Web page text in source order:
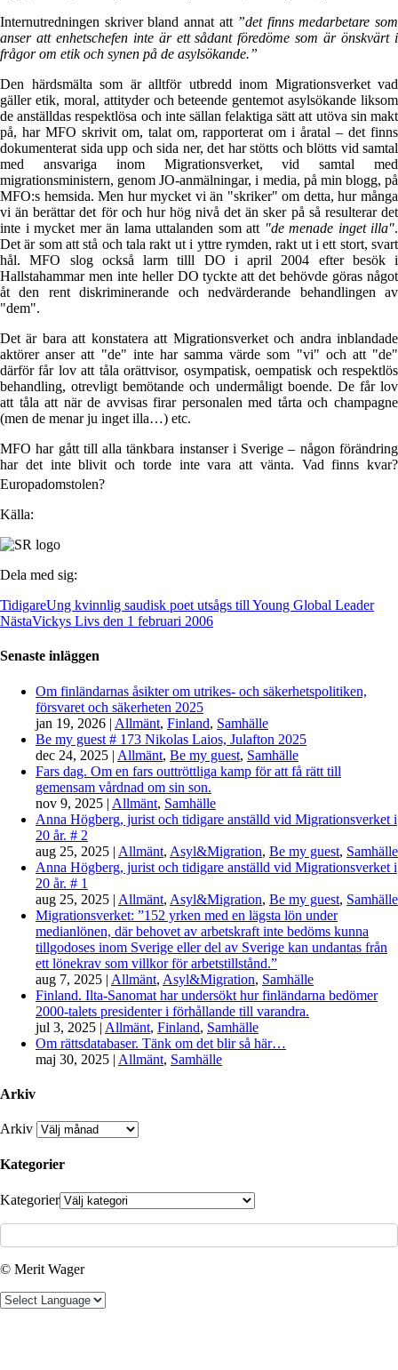
Internutredningen skriver bland annat att ”det finns medarbetare som
anser att enhetschefen inte är ett sådant föredöme som är önskvärt i
frågor om etik och synen på de asylsökande.”
Den härdsmälta som är alltför utbredd inom Migrationsverket vad
gäller etik, moral, attityder och beteende gentemot asylsökande liksom
de anställdas respektlösa och inte sällan felaktiga sätt att utöva sin makt
på, har MFO skrivit om, talat om, rapporterat om i åratal – det finns
dokumenterat sida upp och sida ner, det har stötts och blötts vid samtal
med ansvariga inom Migrationsverket, vid samtal med
migrationsministern, genom JO-anmälningar, i media, på min blogg, på
MFO:s hemsida. Men hur mycket vi än "skriker" om detta, hur många
vi än berättar det för och hur hög nivå det än sker på så resulterar det
inte i mycket mer än lama uttalanden som att "de menade inget illa".
Det är som att stå och tala rakt ut i yttre rymden, rakt ut i ett stort, svart
hål. MFO slog också larm tilll DO i april 2004 efter besök i
Hallstahammar men inte heller DO tyckte att det behövde göras något
åt den rent diskriminerande och nedvärderande behandlingen av
"dem".
Det är bara att konstatera att Migrationsverket och andra inblandade
aktörer anser att "de" inte har samma värde som "vi" och att "de"
därför får lov att tåla orättvisor, osympatisk, oempatisk och respektlös
behandling, otrevligt bemötande och undermåligt boende. De får lov
att tåla att när de avvisas firar personalen med tårta och champagne
(men de menar ju inget illa…) etc.
MFO har gått till alla tänkbara instanser i Sverige – någon förändring
har det inte blivit och torde inte vara att vänta. Vad finns kvar?
Europadomstolen?
Källa:
Dela med sig:
TidigareUng kvinnlig saudisk poet utsågs till Young Global Leader
NästaVickys Livs den 1 februari 2006
Senaste inläggen
Om finländarnas åsikter om utrikes- och säkerhetspolitiken,
försvaret och säkerheten 2025
jan 19, 2026 | Allmänt, Finland, Samhälle
Be my guest # 173 Nikolas Laios, Julafton 2025
dec 24, 2025 | Allmänt, Be my guest, Samhälle
Fars dag. Om en fars outtröttliga kamp för att få rätt till
gemensam vårdnad om sin son.
nov 9, 2025 | Allmänt, Samhälle
Anna Högberg, jurist och tidigare anställd vid Migrationsverket i
20 år. # 2
aug 25, 2025 | Allmänt, Asyl&Migration, Be my guest, Samhälle
Anna Högberg, jurist och tidigare anställd vid Migrationsverket i
20 år. # 1
aug 25, 2025 | Allmänt, Asyl&Migration, Be my guest, Samhälle
Migrationsverket: ”152 yrken med en lägsta lön under
medianlönen, där behovet av arbetskraft inte bedöms kunna
tillgodoses inom Sverige eller del av Sverige kan undantas från
ett lönekrav som villkor för arbetstillstånd.”
aug 7, 2025 | Allmänt, Asyl&Migration, Samhälle
Finland. Ilta-Sanomat har undersökt hur finländarna bedömer
2000-talets presidenter i förhållande till varandra.
jul 3, 2025 | Allmänt, Finland, Samhälle
Om rättsdatabaser. Tänk om det blir så här…
maj 30, 2025 | Allmänt, Samhälle
Arkiv
Arkiv
Kategorier
Kategorier
© Merit Wager